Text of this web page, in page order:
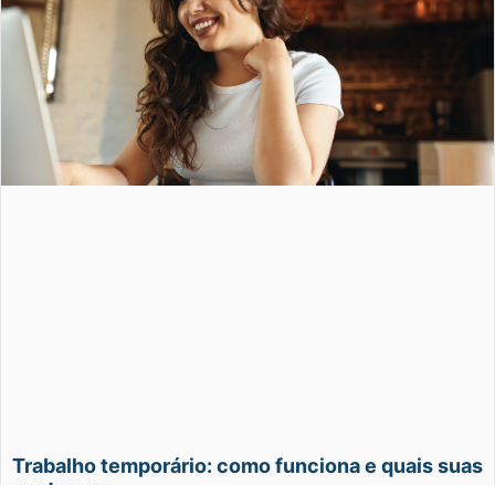
Trabalho temporário: como funciona e quais suas